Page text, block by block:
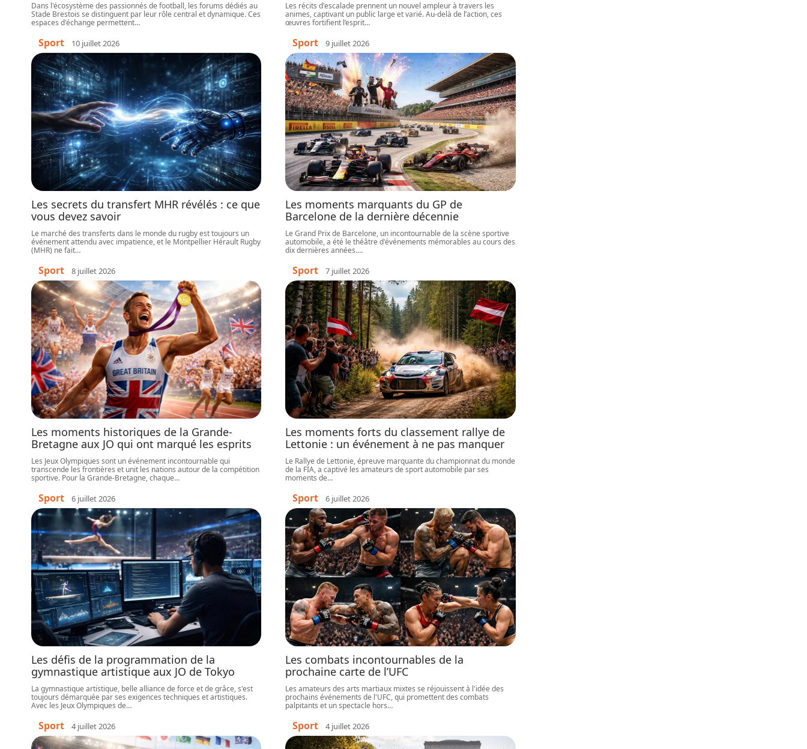
Dans l'écosystème des passionnés de football, les forums dédiés au
Stade Brestois se distinguent par leur rôle central et dynamique. Ces
espaces d'échange permettent…
Sport 10 juillet 2026
Les récits d'escalade prennent un nouvel ampleur à travers les
animes, captivant un public large et varié. Au-delà de l’action, ces
œuvres fortifient l’esprit…
Sport 9 juillet 2026
Les secrets du transfert MHR révélés : ce que
vous devez savoir
Le marché des transferts dans le monde du rugby est toujours un
événement attendu avec impatience, et le Montpellier Hérault Rugby
(MHR) ne fait…
Sport 8 juillet 2026
Les moments marquants du GP de
Barcelone de la dernière décennie
Le Grand Prix de Barcelone, un incontournable de la scène sportive
automobile, a été le théâtre d'événements mémorables au cours des
dix dernières années.…
Sport 7 juillet 2026
Les moments historiques de la Grande-
Bretagne aux JO qui ont marqué les esprits
Les Jeux Olympiques sont un événement incontournable qui
transcende les frontières et unit les nations autour de la compétition
sportive. Pour la Grande-Bretagne, chaque…
Sport 6 juillet 2026
Les moments forts du classement rallye de
Lettonie : un événement à ne pas manquer
Le Rallye de Lettonie, épreuve marquante du championnat du monde
de la FIA, a captivé les amateurs de sport automobile par ses
moments de…
Sport 6 juillet 2026
Les défis de la programmation de la
gymnastique artistique aux JO de Tokyo
La gymnastique artistique, belle alliance de force et de grâce, s'est
toujours démarquée par ses exigences techniques et artistiques.
Avec les Jeux Olympiques de…
Sport 4 juillet 2026
Les combats incontournables de la
prochaine carte de l’UFC
Les amateurs des arts martiaux mixtes se réjouissent à l'idée des
prochains événements de l'UFC, qui promettent des combats
palpitants et un spectacle hors…
Sport 4 juillet 2026